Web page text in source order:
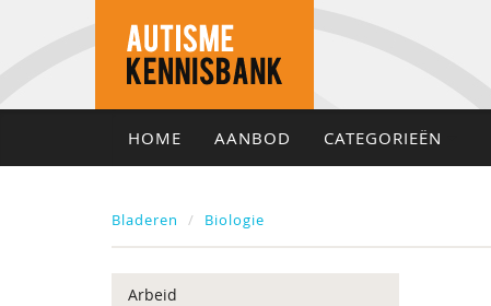
HOME AANBOD CATEGORIEËN
Bladeren Biologie
Arbeid